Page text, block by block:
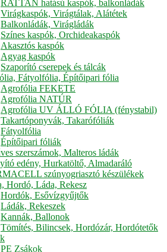
RATTAN hatású kaspók, balkonládák
Virágkaspók, Virágtálak, Alátétek
Balkonládák, Virágládák
Színes kaspók, Orchideakaspók
Akasztós kaspók
Agyag kaspók
Szaporító cserepek és tálcák
Fátyolfólia, Építőipari fólia
Agrofólia FEKETE
Agrofólia NATÚR
Agrofólia UV ÁLLÓ FÓLIA (fénystabil)
Takartóponyvák, Takarófóliák
Fátyolfólia
Építőipari fóliák
szerszámok, Malteros ládák
edény, Hurkatöltő, Almadaráló
szúnyogriasztó készülékek
Hordó, Láda, Rekesz
Hordók, Esővízgyűjtők
Ládák, Rekeszek
Kannák, Ballonok
Tömítés, Bilincsek, Hordózár, Hordótetők
PE Zsákok